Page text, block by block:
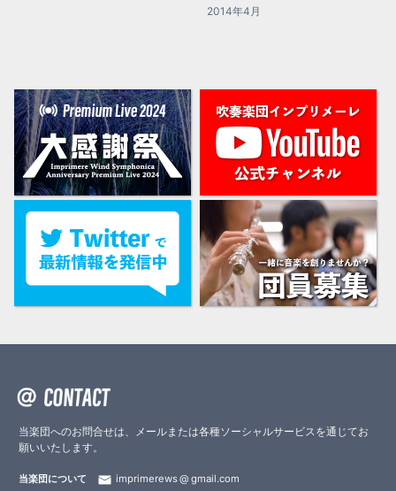
2014年4月
当楽団へのお問合せは、メールまたは各種ソーシャルサービスを通じてお
願いいたします。
当楽団について imprimerews
gmail.com